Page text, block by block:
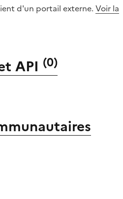
d'un portail externe. Voir la
API (0)